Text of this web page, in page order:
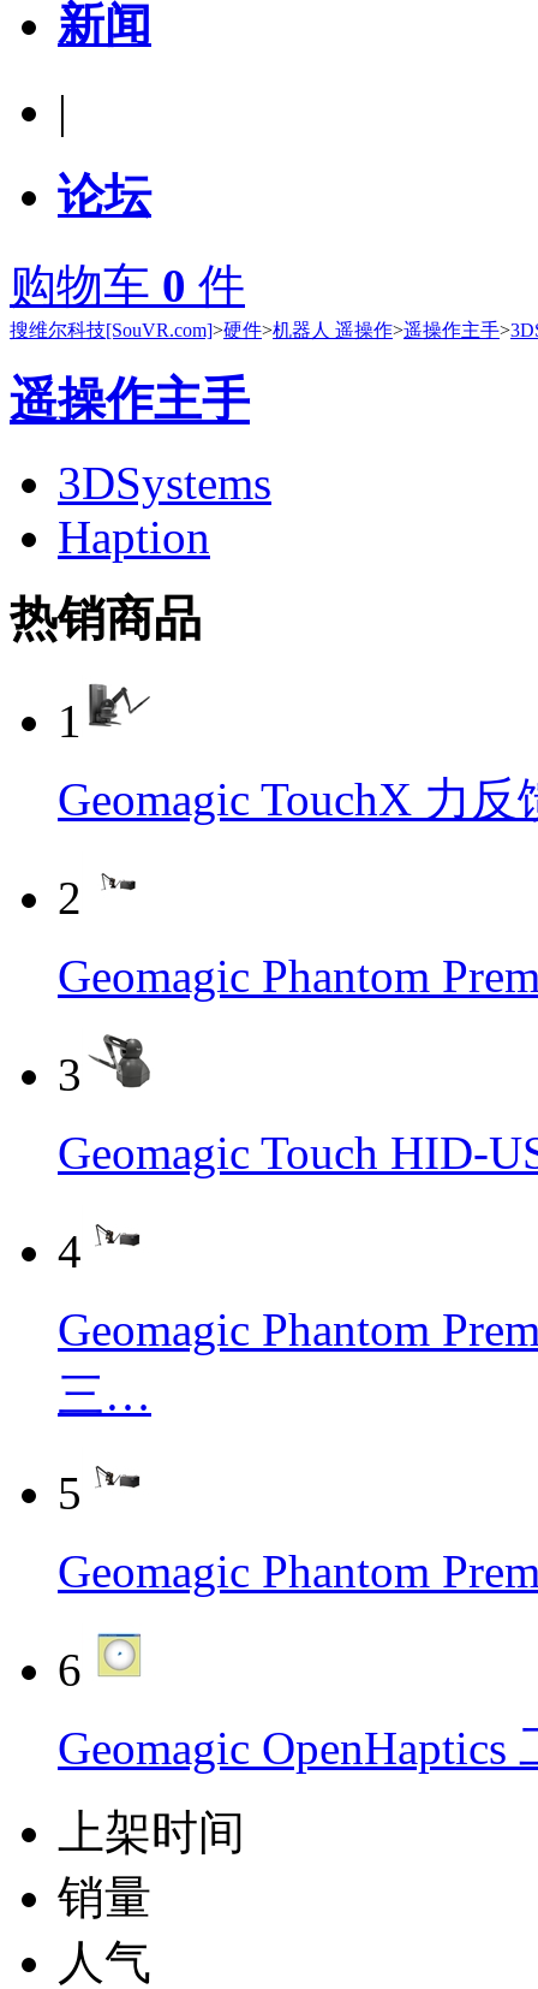
新闻
|
论坛
购物车 0 件
搜维尔科技[SouVR.com]>硬件>机器人 遥操作>遥操作主手>
遥操作主手
3DSystems
Haption
热销商品
1
Geomagic TouchX 力反
2
Geomagic Phantom
3
Geomagic Touch HID-
4
Geomagic Phantom
三…
5
Geomagic Phantom
6
Geomagic OpenHaptics
上架时间
销量
人气